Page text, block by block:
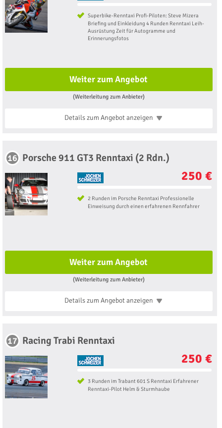
Superbike-Renntaxi Profi-Piloten: Steve Mizera
Briefing und Einkleidung 4 Runden Renntaxi Leih-
Ausrüstung Zeit für Autogramme und
Erinnerungsfotos
Weiter zum Angebot
(Weiterleitung zum Anbieter)
Details zum Angebotanzeigen
16 Porsche 911 GT3 Renntaxi (2 Rdn.)
250 €
2 Runden im Porsche Renntaxi Professionelle
Einweisung durch einen erfahrenen Rennfahrer
Weiter zum Angebot
(Weiterleitung zum Anbieter)
Details zum Angebotanzeigen
17 Racing Trabi Renntaxi
250 €
3 Runden im Trabant 601 S Renntaxi Erfahrener
Renntaxi-Pilot Helm & Sturmhaube